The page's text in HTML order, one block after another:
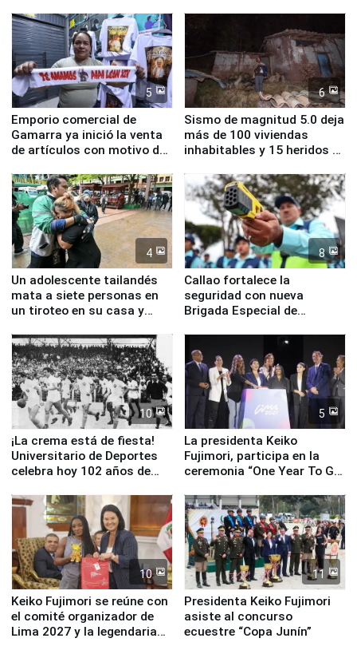
educación, salud y empleo
5
Emporio comercial de
Gamarra ya inició la venta
de artículos con motivo de
6
Sismo de magnitud 5.0 deja
más de 100 viviendas
inhabitables y 15 heridos en
4
Un adolescente tailandés
mata a siete personas en
un tiroteo en su casa y
8
Callao fortalece la
seguridad con nueva
Brigada Especial de
equipamiento para
Serenazgo
10
¡La crema está de fiesta!
Universitario de Deportes
celebra hoy 102 años de
5
La presidenta Keiko
Fujimori, participa en la
ceremonia “One Year To Go
10
Keiko Fujimori se reúne con
el comité organizador de
Lima 2027 y la legendaria
11
Presidenta Keiko Fujimori
asiste al concurso
ecuestre “Copa Junín”